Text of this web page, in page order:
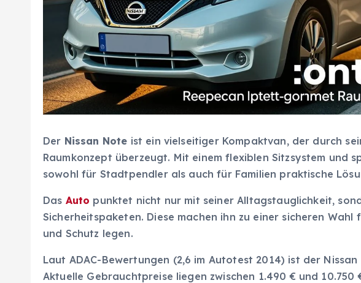
Der Nissan Note ist ein vielseitiger Kompaktvan, der durch
Raumkonzept überzeugt. Mit einem flexiblen Sitzsystem und
sowohl für Stadtpendler als auch für Familien praktische
Das Auto punktet nicht nur mit seiner Alltagstauglichkeit,
Sicherheitspaketen. Diese machen ihn zu einer sicheren
und Schutz legen.
Laut ADAC-Bewertungen (2,6 im Autotest 2014) ist der
Aktuelle Gebrauchtpreise liegen zwischen 1.490 € und 10.750